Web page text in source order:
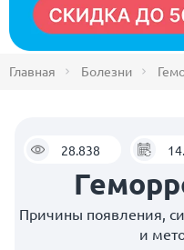
Главная Болезни
28.838
Причины появления,
и